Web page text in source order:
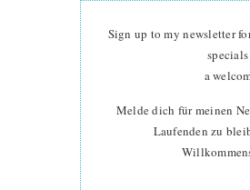
Sign up to my newsletter
a
Melde dich für meinen
Laufenden zu